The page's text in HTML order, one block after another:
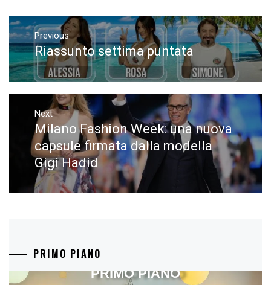
Navigazione
articoli
Previous
Previous
post:
Riassunto settima puntata
Next
Next
post:
Milano Fashion Week: una nuova
capsule firmata dalla modella
Gigi Hadid
PRIMO PIANO
PRIMO PIANO